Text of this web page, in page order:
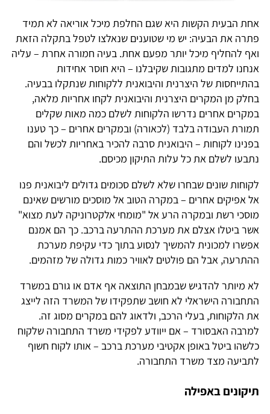
אחת הבעית הקשות היא שגם החלפת מיכל אוריאה לא תמיד
פתרה את הבעיה: יש מי שטוענים שנאלצו לטפל בתקלה הזאת
ואף להחליף מיכל יותר מפעם אחת. בעיה חמורה אחרת – עליה
אנחנו למדים מתגובות שקיבלנו – היא חוסר אחידות
בהתייחסות של היצרנית והיבואנית ללקוחות שנתקלו בבעיה.
בחלק מן המקרים היצרנית והיבואנית לקחו אחריות מלאה,
במקרים אחרים נדרשו הלקוחות לשלם כמה מאות שקלים
תמורת העבודה בלבד (לכאורה) ובמקרים אחרים – כך טענו
בפנינו לקוחות – היבואנית סרבה להכיר באחריות לכשל והם
נתבעו לשלם את כל עלות התיקון מכיסם.
לקוחות שונים שבחרו שלא לשלם סכומים גדולים ליבואנית פנו
אל אפיקים אחרים – במקרה הטוב אל מוסכים מורשים שאינם
מוסכי רשת ובמקרה הרע אל "מומחי אלקטרוניקה לעת מצוא"
אשר ביטלו אצלם את מערכת ההתרעה ברכב. כך הם אמנם
אפשרו למכונית להמשיך לנסוע בתוך כדי עקיפת מערכת
ההתרעה, אבל הם פולטים לאוויר כמות גדולה של מזהמים.
לא מיותר להדגיש שבמבחן התוצאה אף אדם או גורם במשרד
התחבורה הישראלי לא חושב שתפקידו של המשרד הזה לייצג
את הלקוחות, בעלי הרכב, ולדאוג להם במקרים מסוג זה.
למרבה האבסורד – אם ייוודע לפקידי משרד התחבורה שלקוח
כלשהו ביטל באופן אקטיבי מערכת ברכב – אותו לקוח חשוף
לתביעה מצד משרד התחבורה.
תיקונים באפילה